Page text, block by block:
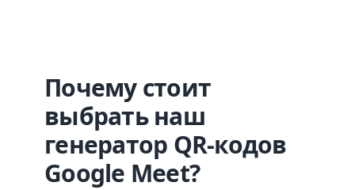
Почему стоит
выбрать наш
генератор QR-кодов
Google Meet?